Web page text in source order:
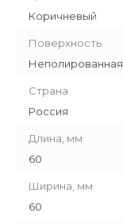
Коричневый
Поверхность
Неполированная
Страна
Россия
Длина, мм
60
Ширина, мм
60